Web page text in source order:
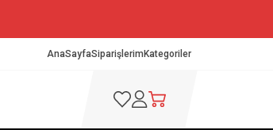
AnaSayfaSiparişlerim Kategoriler
Favorilerim
Hesabım
Sepetim